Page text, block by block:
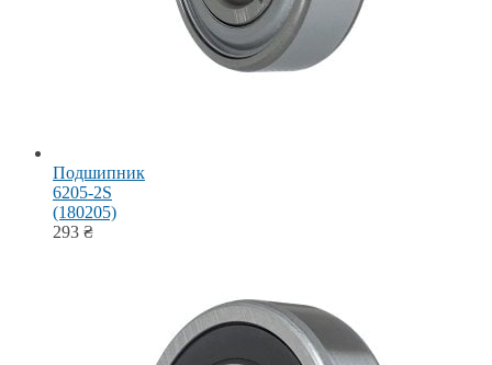
Подшипник
6205-2S
(180205)
293 ₴